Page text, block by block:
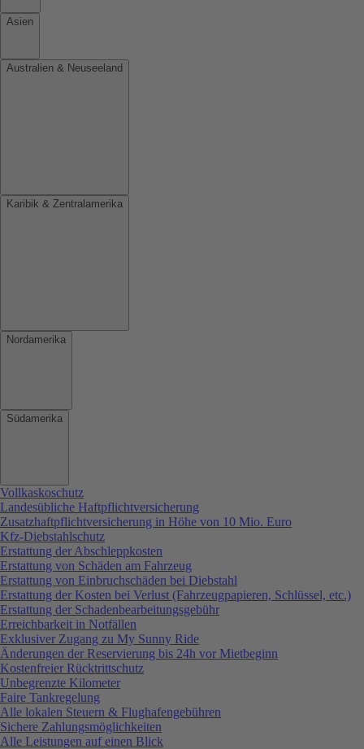
Asien
Australien & Neuseeland
Karibik & Zentralamerika
Nordamerika
Südamerika
Vollkaskoschutz
Landesübliche Haftpflichtversicherung
Zusatzhaftpflichtversicherung in Höhe von 10 Mio. Euro
Kfz-Diebstahlschutz
Erstattung der Abschleppkosten
Erstattung von Schäden am Fahrzeug
Erstattung von Einbruchschäden bei Diebstahl
Erstattung der Kosten bei Verlust (Fahrzeugpapieren, Schlüssel, etc.)
Erstattung der Schadenbearbeitungsgebühr
Erreichbarkeit in Notfällen
Exklusiver Zugang zu My Sunny Ride
Änderungen der Reservierung bis 24h vor Mietbeginn
Kostenfreier Rücktrittschutz
Unbegrenzte Kilometer
Faire Tankregelung
Alle lokalen Steuern & Flughafengebühren
Sichere Zahlungsmöglichkeiten
Alle Leistungen auf einen Blick